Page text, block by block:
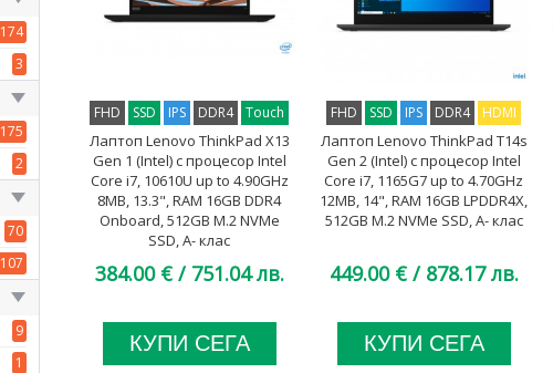
1
174
3
175
2
70
107
9
1
FHD SSD IPS DDR4 Touch
Лаптоп Lenovo ThinkPad X13
Gen 1 (Intel) с процесор Intel
Core i7, 10610U up to 4.90GHz
8MB, 13.3", RAM 16GB DDR4
Onboard, 512GB M.2 NVMe
SSD, A- клас
384.00 € / 751.04 лв.
КУПИ СЕГА
FHD SSD IPS DDR4 HDMI
Лаптоп Lenovo ThinkPad T14s
Gen 2 (Intel) с процесор Intel
Core i7, 1165G7 up to 4.70GHz
12MB, 14", RAM 16GB LPDDR4X,
512GB M.2 NVMe SSD, A- клас
449.00 € / 878.17 лв.
КУПИ СЕГА